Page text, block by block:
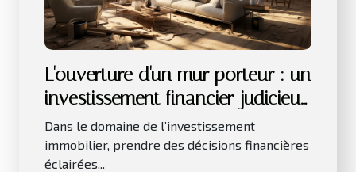
L'ouverture d'un mur porteur : un
investissement financier judicieux
pour votre bien immobilier
Dans le domaine de l’investissement
immobilier, prendre des décisions financières
éclairées...